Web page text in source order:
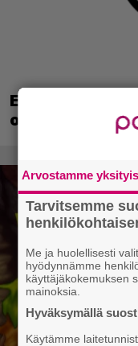
EA myytiin
odotetaan
Arvostamme
Tarvitsemme
Me ja huolellisesti
hyödynnämme
käyttäjäkokemuksen
mainoksia.
Hyväksymällä
Käytämme